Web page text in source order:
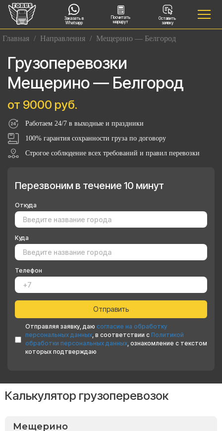
Заказать в
Whatsapp
Посчитать
маршрут
Оставить
заявку
Главная / Направления / Мещерино — Белгород
Грузоперевозки
Мещерино — Белгород
от 9000 руб.
Работаем 24/7 в выходные и праздники
100% гарантия сохранности груза по договору
Строгое соблюдение всех требований и правил перевозки
Перезвоним в течение 10 минут
Откуда
Куда
Телефон
Отправляя заявку, даю согласие на обработку
персональных данных, в соответствии с Политикой
обработки персональных данных, ознакомление с текстом
которых подтверждаю
Калькулятор грузоперевозок